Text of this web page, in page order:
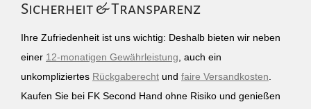
Sicherheit & Transparenz
Ihre Zufriedenheit ist uns wichtig: Deshalb bieten wir neben
einer 12-monatigen Gewährleistung , auch ein
unkompliziertes Rückgaberecht und faire Versandkosten
Kaufen Sie bei FK Second Hand ohne Risiko und genießen